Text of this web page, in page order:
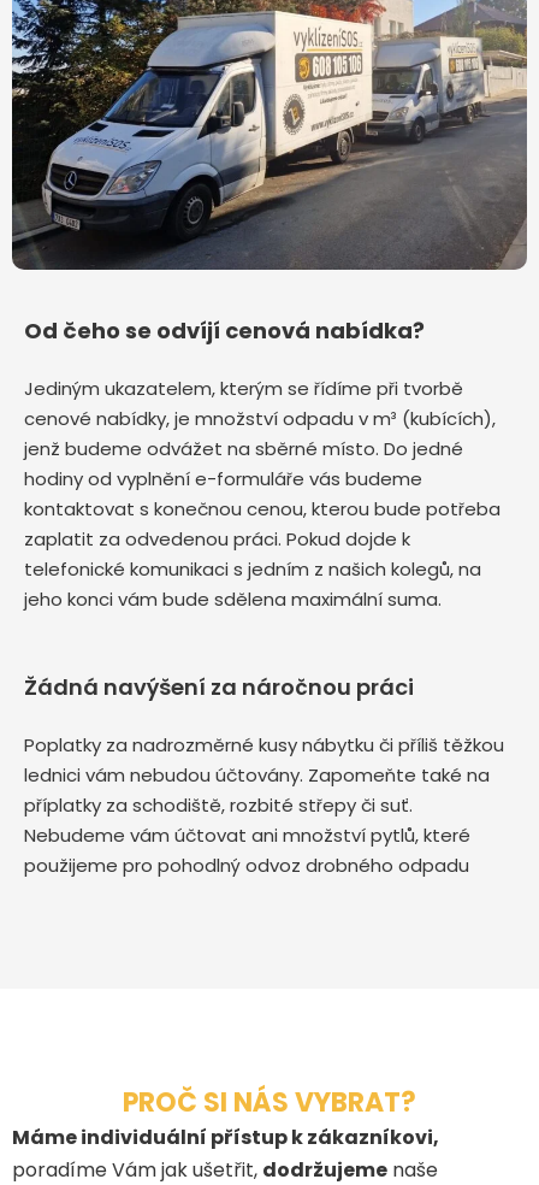
Od čeho se odvíjí cenová nabídka?
Jediným ukazatelem, kterým se řídíme při tvorbě
cenové nabídky, je množství odpadu v m³ (kubících),
jenž budeme odvážet na sběrné místo. Do jedné
hodiny od vyplnění e-formuláře vás budeme
kontaktovat s konečnou cenou, kterou bude potřeba
zaplatit za odvedenou práci. Pokud dojde k
telefonické komunikaci s jedním z našich kolegů, na
jeho konci vám bude sdělena maximální suma.
Žádná navýšení za náročnou práci
Poplatky za nadrozměrné kusy nábytku či příliš těžkou
lednici vám nebudou účtovány. Zapomeňte také na
příplatky za schodiště, rozbité střepy či suť.
Nebudeme vám účtovat ani množství pytlů, které
použijeme pro pohodlný odvoz drobného odpadu
PROČ SI NÁS VYBRAT?
Máme individuální přístup k zákazníkovi,
poradíme Vám jak ušetřit, dodržujeme naše